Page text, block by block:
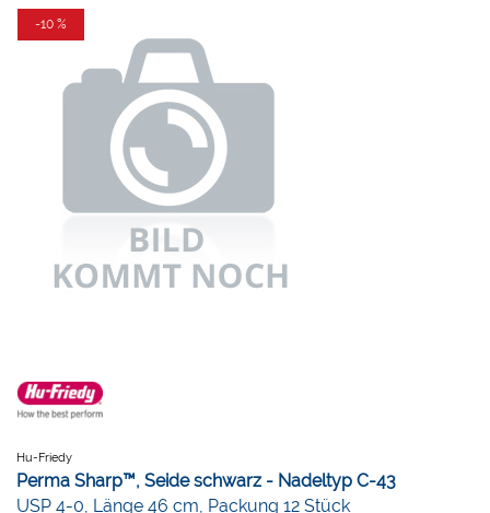
-10 %
Hu-Friedy
Perma Sharp™, Seide schwarz - Nadeltyp C-43
USP 4-0, Länge 46 cm, Packung 12 Stück